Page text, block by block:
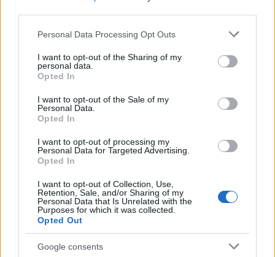
Please note that this website/app uses one or more Google
not limited to your visit or usage behaviour. You may click to
grant or deny consent to Google and its third-party tags to
use your data for below specified purposes in below Google
consent section.
Personal Data Processing Opt Outs
I want to opt-out of the Sharing of my
personal data.
Opted In
I want to opt-out of the Sale of my
Personal Data.
Opted In
I want to opt-out of processing my
Personal Data for Targeted Advertising.
Opted In
I want to opt-out of Collection, Use,
Retention, Sale, and/or Sharing of my
Personal Data that Is Unrelated with the
Purposes for which it was collected.
Opted Out
Google consents
Ο «ΟΝΗΣΙΜΟΣ» συγκεντρώνει τρόφιμα για τους
κρατούμενους για 41η χρονιά
22.11.2023 17:54
Συντακτική